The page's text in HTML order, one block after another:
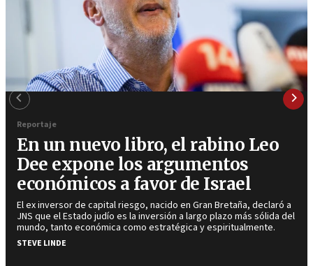
Reportaje
En un nuevo libro, el rabino Leo
Dee expone los argumentos
económicos a favor de Israel
El ex inversor de capital riesgo, nacido en Gran Bretaña, declaró a
JNS que el Estado judío es la inversión a largo plazo más sólida del
mundo, tanto económica como estratégica y espiritualmente.
STEVE LINDE